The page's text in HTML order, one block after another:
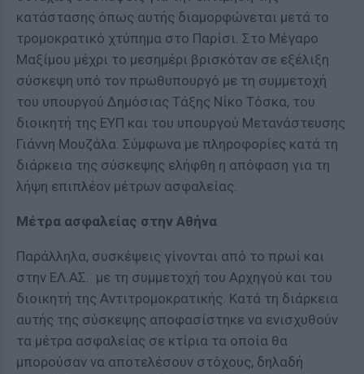
κατάστασης όπως αυτής διαμορφώνεται μετά το
τρομοκρατικό χτύπημα στο Παρίσι. Στο Μέγαρο
Μαξίμου μέχρι το μεσημέρι βρισκόταν σε εξέλιξη
σύσκεψη υπό τον πρωθυπουργό με τη συμμετοχή
του υπουργού Δημόσιας Τάξης Νίκο Τόσκα, του
διοικητή της ΕΥΠ και του υπουργού Μετανάστευσης
Γιάννη Μουζάλα. Σύμφωνα με πληροφορίες κατά τη
διάρκεια της σύσκεψης ελήφθη η απόφαση για τη
λήψη επιπλέον μέτρων ασφαλείας.
Μέτρα ασφαλείας στην Αθήνα
Παράλληλα, συσκέψεις γίνονται από το πρωί και
στην ΕΛ.ΑΣ. με τη συμμετοχή του Αρχηγού και του
διοικητή της Αντιτρομοκρατικής. Κατά τη διάρκεια
αυτής της σύσκεψης αποφασίστηκε να ενισχυθούν
τα μέτρα ασφαλείας σε κτίρια τα οποία θα
μπορούσαν να αποτελέσουν στόχους, δηλαδή